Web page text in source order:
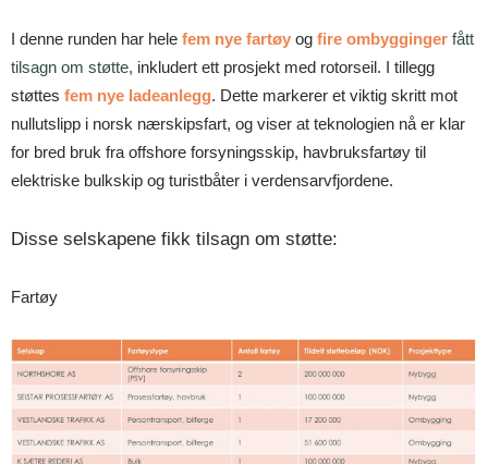
I denne runden har hele fem nye fartøy og fire ombygginger fått
tilsagn om støtte, inkludert ett prosjekt med rotorseil. I tillegg
støttes fem nye ladeanlegg. Dette markerer et viktig skritt mot
nullutslipp i norsk nærskipsfart, og viser at teknologien nå er klar
for bred bruk fra offshore forsyningsskip, havbruksfartøy til
elektriske bulkskip og turistbåter i verdensarvfjordene.
Disse selskapene fikk tilsagn om støtte:
Fartøy